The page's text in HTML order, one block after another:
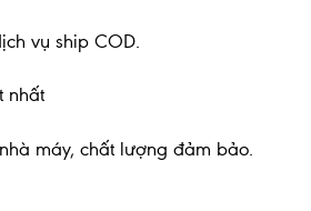
vụ ship COD.
nhất
máy, chất lượng đảm bảo.